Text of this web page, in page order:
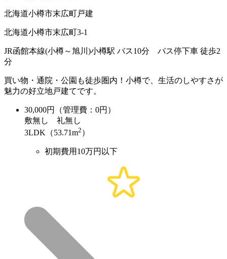
北海道小樽市末広町戸建
北海道小樽市末広町3-1
JR函館本線(小樽～旭川)小樽駅 バス10分 バス停下車 徒歩2
分
買い物・通院・公園も徒歩圏内！小樽で、生活のしやすさが
魅力の好立地戸建てです。
30,000円（管理費：0円）
敷無し 礼無し
3LDK（53.71m2 ）
初期費用10万円以下